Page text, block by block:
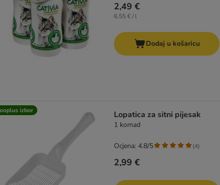
2,49 €
6,55 € / l
Dodaj u košaricu
izbor Lopatica za sitni pijesak
1 komad
2,99 €
Ocjena: 4.8/5 (4)